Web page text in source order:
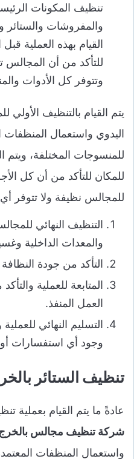
تنظيف المكونات
والمفروشات والستائر
القيام بهذه العملية
للتأكد من أن
وتتوفر كل الأدوات
يتم القيام بالتنظيف
اليدوي واستعمال المنظفات
للمنسوجات المختلفة، ويتم
للمكان للتأكد من أن كل
للمجالس نظيفة ولا تتوفر
التنظيف النهائي
والمعدات الداخلية
التأكد من جودة
المتابعة للعملية
العمل المنفذ.
التسليم النهائي
وجود أي استفسارات
تنظيف الستائر
عادةً ما يتم القيام بعملية
شركة تنظيف مجالس
واستعمال المنظفات